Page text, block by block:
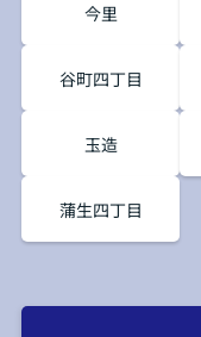
今里
谷町四丁目
玉造
蒲生四丁目